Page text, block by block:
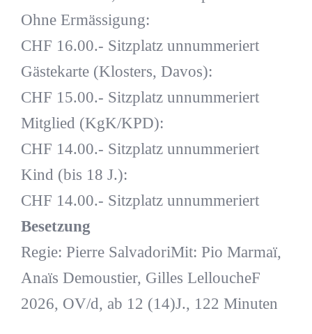
Ohne Ermässigung:
CHF 16.00.- Sitzplatz unnummeriert
Gästekarte (Klosters, Davos):
CHF 15.00.- Sitzplatz unnummeriert
Mitglied (KgK/KPD):
CHF 14.00.- Sitzplatz unnummeriert
Kind (bis 18 J.):
CHF 14.00.- Sitzplatz unnummeriert
Besetzung
Regie: Pierre SalvadoriMit: Pio Marmaï,
Anaïs Demoustier, Gilles LelloucheF
2026, OV/d, ab 12 (14)J., 122 Minuten